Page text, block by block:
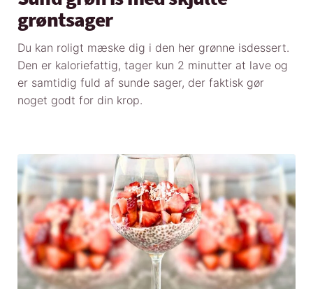
grøntsager
Du kan roligt mæske dig i den her grønne isdessert.
Den er kaloriefattig, tager kun 2 minutter at lave og
er samtidig fuld af sunde sager, der faktisk gør
noget godt for din krop.